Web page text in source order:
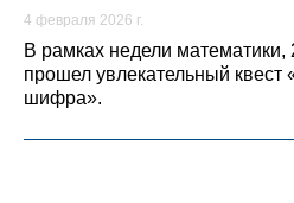
4 февраля 2026 г.
В рамках недели математики,
прошел увлекательный квест
шифра».